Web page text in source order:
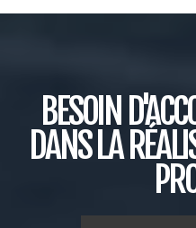
BESOIN
DANS LA